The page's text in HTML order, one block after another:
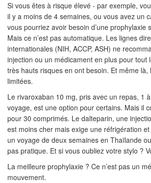
Si vous êtes à risque élevé - par exemple,
il y a moins de 4 semaines, ou vous avez un
vous pourriez avoir besoin d’une prophylaxie
Mais ce n’est pas automatique. Les lignes
internationales (NIH, ACCP, ASH) ne
injection ou un médicament en plus pour tout
très hauts risques en ont besoin. Et même là,
limitées.
Le rivaroxaban 10 mg, pris avec un repas, 1
voyage, est une option pour certains. Mais il
pour 30 comprimés. Le dalteparin, une
est moins cher mais exige une réfrigération
un voyage de deux semaines en Thaïlande
pas pratique. Et si vous oubliez votre stylo ?
La meilleure prophylaxie ? Ce n’est pas un
mouvement.